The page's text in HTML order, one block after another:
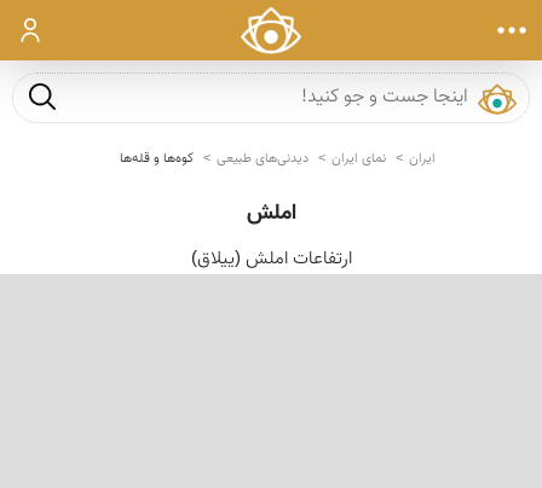
ورود
جست و
ایران نمای ایران دیدنی‌های طبیعی کوه‌ها و قله‌ها
املش
ارتفاعات املش (ییلاق)